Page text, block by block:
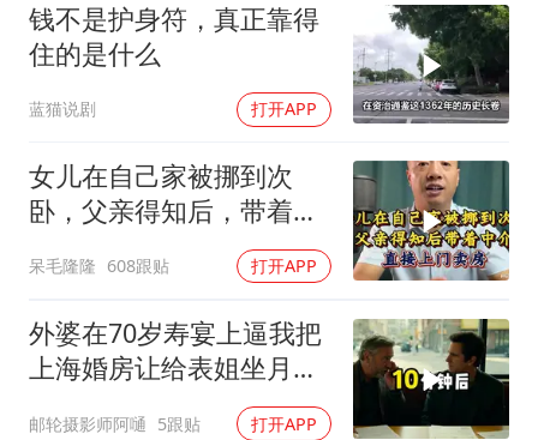
钱不是护身符，真正靠得
住的是什么
蓝猫说剧 打开APP
女儿在自己家被挪到次
卧，父亲得知后，带着中
呆毛隆隆 608跟贴 打开APP
外婆在70岁寿宴上逼我把
上海婚房让给表姐坐月
子，我说行转问舅舅
邮轮摄影师阿嗵 5跟贴 打开APP